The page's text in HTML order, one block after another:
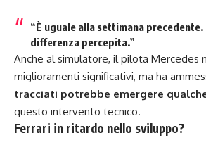
“È uguale alla settimana precedente.
differenza percepita.”
Anche al simulatore, il pilota Mercedes
miglioramenti significativi, ma ha
tracciati potrebbe emergere
questo intervento tecnico.
Ferrari in ritardo nello sviluppo?